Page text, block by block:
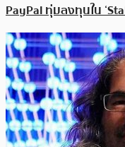
PayPal ทุ่มลงทุนใน